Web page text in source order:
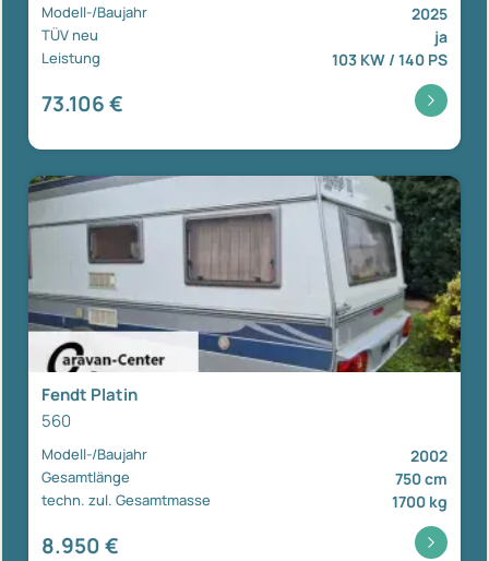
Modell-/Baujahr 2025
TÜV neu ja
Leistung 103 KW / 140 PS
73.106 €
Fendt Platin
560
Modell-/Baujahr 2002
Gesamtlänge 750 cm
techn. zul. Gesamtmasse 1700 kg
8.950 €